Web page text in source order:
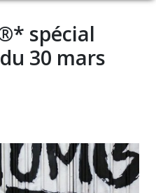
spécial
30 mars